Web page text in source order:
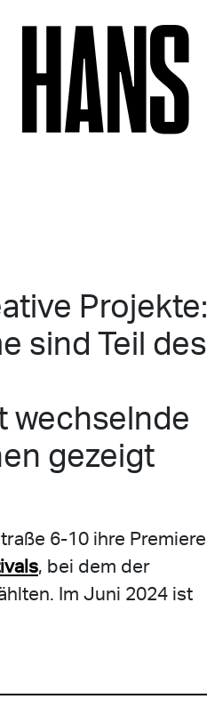
Projekte:
sind Teil des
wechselnde
gezeigt
6-10 ihre Premiere
, bei dem der
Im Juni 2024 ist